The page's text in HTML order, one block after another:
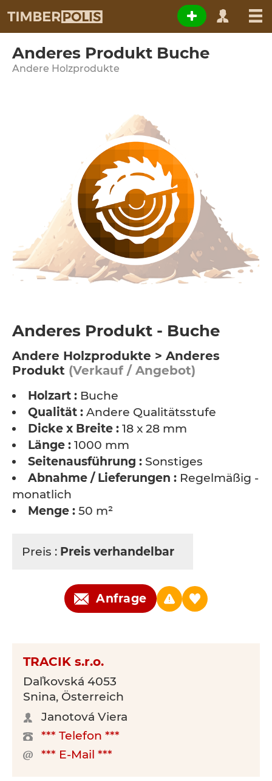
Anderes Produkt Buche
Andere Holzprodukte
Anderes Produkt - Buche
Andere Holzprodukte > Anderes
Produkt (Verkauf / Angebot)
Holzart : Buche
Qualität : Andere Qualitätsstufe
Dicke x Breite : 18 x 28 mm
Länge : 1000 mm
Seitenausführung : Sonstiges
Abnahme / Lieferungen : Regelmäßig -
monatlich
Menge : 50 m²
Preis : Preis verhandelbar
Anfrage
TRACIK s.r.o.
Daľkovská 4053
Snina, Österreich
Janotová Viera
*** Telefon ***
*** E-Mail ***